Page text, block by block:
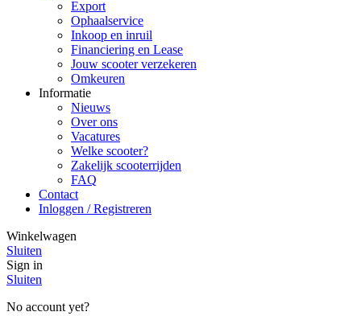
Export
Ophaalservice
Inkoop en inruil
Financiering en Lease
Jouw scooter verzekeren
Omkeuren
Informatie
Nieuws
Over ons
Vacatures
Welke scooter?
Zakelijk scooterrijden
FAQ
Contact
Inloggen / Registreren
Winkelwagen
Sluiten
Sign in
Sluiten
No account yet?